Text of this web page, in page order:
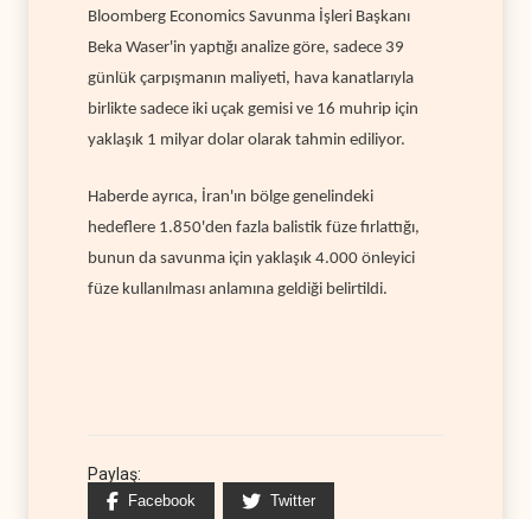
Bloomberg Economics Savunma İşleri Başkanı
Beka Waser'in yaptığı analize göre, sadece 39
günlük çarpışmanın maliyeti, hava kanatlarıyla
birlikte sadece iki uçak gemisi ve 16 muhrip için
yaklaşık 1 milyar dolar olarak tahmin ediliyor.
Haberde ayrıca, İran'ın bölge genelindeki
hedeflere 1.850'den fazla balistik füze fırlattığı,
bunun da savunma için yaklaşık 4.000 önleyici
füze kullanılması anlamına geldiği belirtildi.
Paylaş:
Facebook Twitter